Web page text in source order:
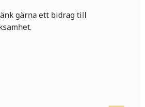
gärna ett bidrag till